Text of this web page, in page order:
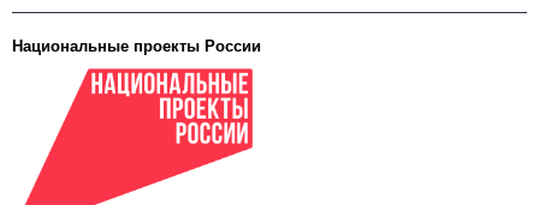
Национальные проекты России